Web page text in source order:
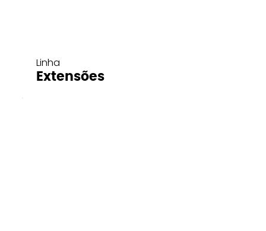
Linha
Extensões